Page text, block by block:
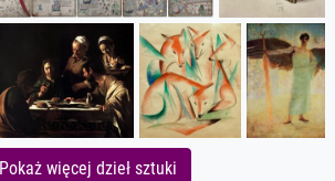
Pokaż więcej dzieł sztuki